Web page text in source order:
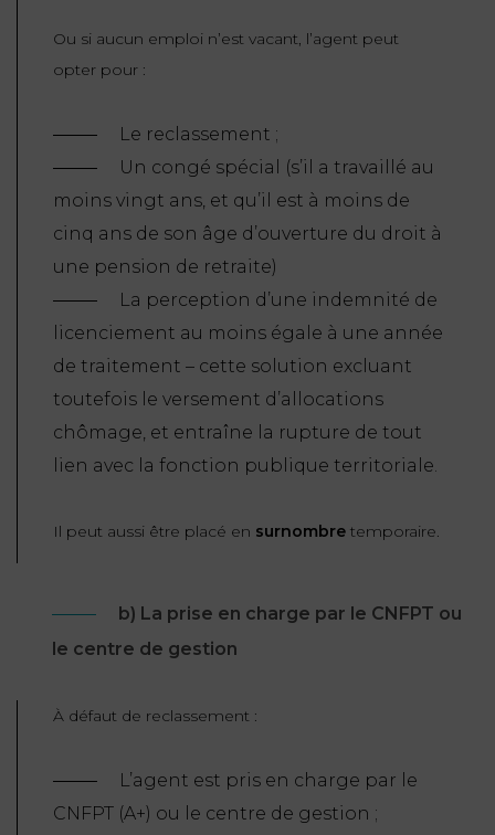
Ou si aucun emploi n’est vacant, l’agent peut
opter pour :
Le reclassement ;
Un congé spécial (s’il a travaillé au
moins vingt ans, et qu’il est à moins de
cinq ans de son âge d’ouverture du droit à
une pension de retraite)
La perception d’une indemnité de
licenciement au moins égale à une année
de traitement – cette solution excluant
toutefois le versement d’allocations
chômage, et entraîne la rupture de tout
lien avec la fonction publique territoriale.
Il peut aussi être placé en surnombre temporaire.
b) La prise en charge par le CNFPT ou
le centre de gestion
À défaut de reclassement :
L’agent est pris en charge par le
CNFPT (A+) ou le centre de gestion ;